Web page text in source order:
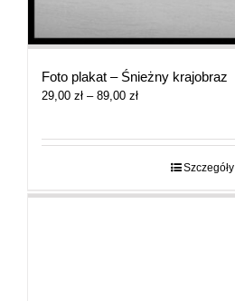
Foto plakat – Śnieżny krajobraz
29,00 zł – 89,00 złZakres
29,00 zł
Szczegóły